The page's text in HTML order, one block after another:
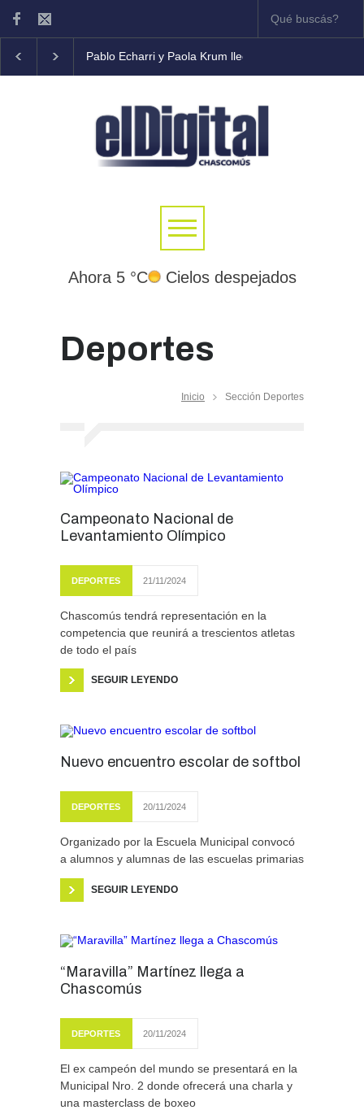
Pablo Echarri y Paola Krum llegan al Teatro
Ahora 5 °C Cielos despejados
Deportes
Inicio Sección Deportes
Campeonato Nacional de
Levantamiento Olímpico
DEPORTES 21/11/2024
Chascomús tendrá representación en la
competencia que reunirá a trescientos atletas
de todo el país
SEGUIR LEYENDO
Nuevo encuentro escolar de softbol
DEPORTES 20/11/2024
Organizado por la Escuela Municipal convocó
a alumnos y alumnas de las escuelas primarias
SEGUIR LEYENDO
“Maravilla” Martínez llega a
Chascomús
DEPORTES 20/11/2024
El ex campeón del mundo se presentará en la
Municipal Nro. 2 donde ofrecerá una charla y
una masterclass de boxeo